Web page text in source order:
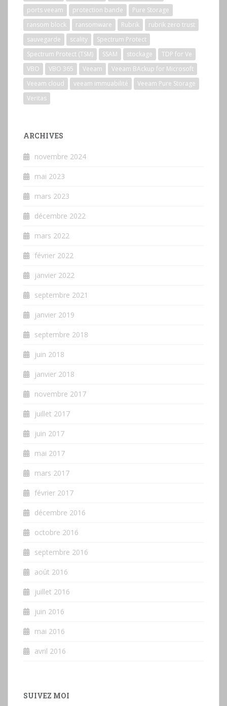
ports veeam
protection bande
Pure Storage
ransom block
ransomware Rubrik
rubrik zero trust
sauvegarde
scality
Spectrum Protect
Spectrum Protect (TSM)
SSAM stockage
TDP for Ve
VBO
VBO 365 Veeam
Veeam BAckup for Microsoft
Veeam cloud
veeam immuabilité
Veeam Pure Storage
Veritas
ARCHIVES
novembre 2024
mai 2023
mars 2023
décembre 2022
mars 2022
février 2022
janvier 2022
septembre 2021
janvier 2019
septembre 2018
juin 2018
janvier 2018
novembre 2017
juillet 2017
juin 2017
mai 2017
mars 2017
février 2017
décembre 2016
octobre 2016
septembre 2016
août 2016
juillet 2016
juin 2016
mai 2016
avril 2016
SUIVEZ MOI